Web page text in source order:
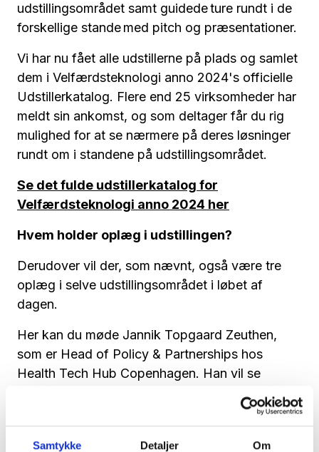
Samtykke Detaljer Om
udstillingsområdet samt guidede ture rundt i de
forskellige stande med pitch og præsentationer.
Vi har nu fået alle udstillerne på plads og samlet
dem i Velfærdsteknologi anno 2024's officielle
Udstillerkatalog. Flere end 25 virksomheder har
meldt sin ankomst, og som deltager får du rig
mulighed for at se nærmere på deres løsninger
rundt om i standene på udstillingsområdet.
Se det fulde udstillerkatalog for
Velfærdsteknologi anno 2024 her
Hvem holder oplæg i udstillingen?
Derudover vil der, som nævnt, også være tre
oplæg i selve udstillingsområdet i løbet af
dagen.
Her kan du møde Jannik Topgaard Zeuthen,
som er Head of Policy & Partnerships hos
Health Tech Hub Copenhagen. Han vil se
sundhedsvæsenet i fremtiden. Oplægget går
under overskriften;Politiske vinde for digital